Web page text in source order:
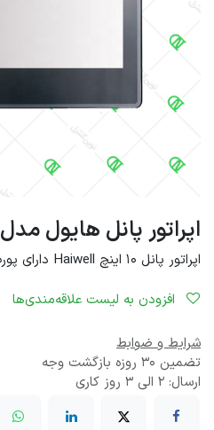
اپراتور پانل هایول مدل B10S
اپراتور پانل 10 اینچ Haiwell دارای پورت ارتباطی سریال و اترنت
شرایط و ضوابط
تضمین 30 روزه بازگشت وجه
ارسال: 2 الی 3 روز کاری